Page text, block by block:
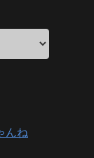
んね